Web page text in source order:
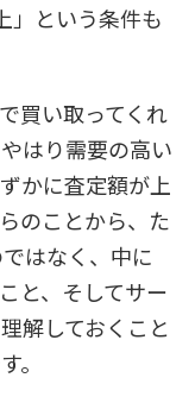
」という条件も
買い取ってくれ
はり需要の高い
かに査定額が上
のことから、た
はなく、中に
と、そしてサー
解しておくこと
。